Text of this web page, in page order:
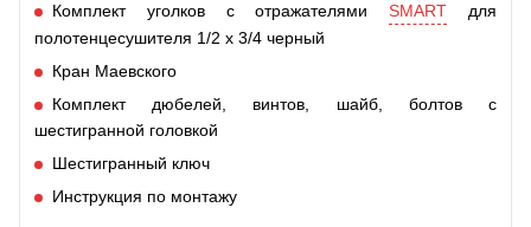
Комплект уголков с отражателямиSMART для
полотенцесушителя 1/2 х 3/4 черный
Кран Маевского
Комплект дюбелей, винтов, шайб, болтов с
шестигранной головкой
Шестигранный ключ
Инструкция по монтажу